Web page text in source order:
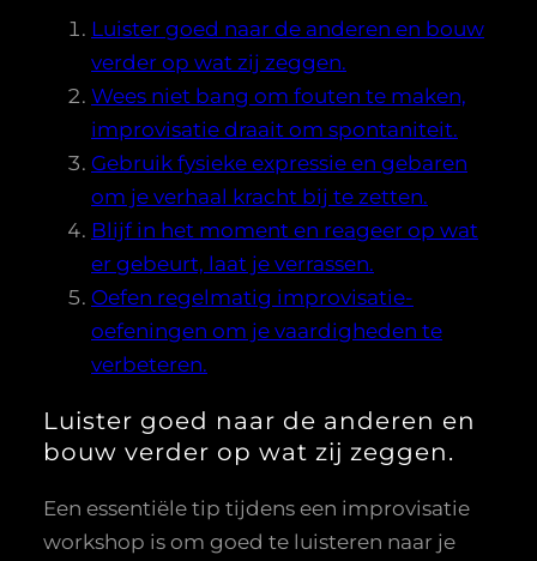
Luister goed naar de anderen en bouw
verder op wat zij zeggen.
Wees niet bang om fouten te maken,
improvisatie draait om spontaniteit.
Gebruik fysieke expressie en gebaren
om je verhaal kracht bij te zetten.
Blijf in het moment en reageer op wat
er gebeurt, laat je verrassen.
Oefen regelmatig improvisatie-
oefeningen om je vaardigheden te
verbeteren.
Luister goed naar de anderen en
bouw verder op wat zij zeggen.
Een essentiële tip tijdens een improvisatie
workshop is om goed te luisteren naar je